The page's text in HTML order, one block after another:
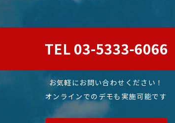
TEL 03-5333-6066
お気軽にお問い合わせください！
オンラインでのデモも実施可能です